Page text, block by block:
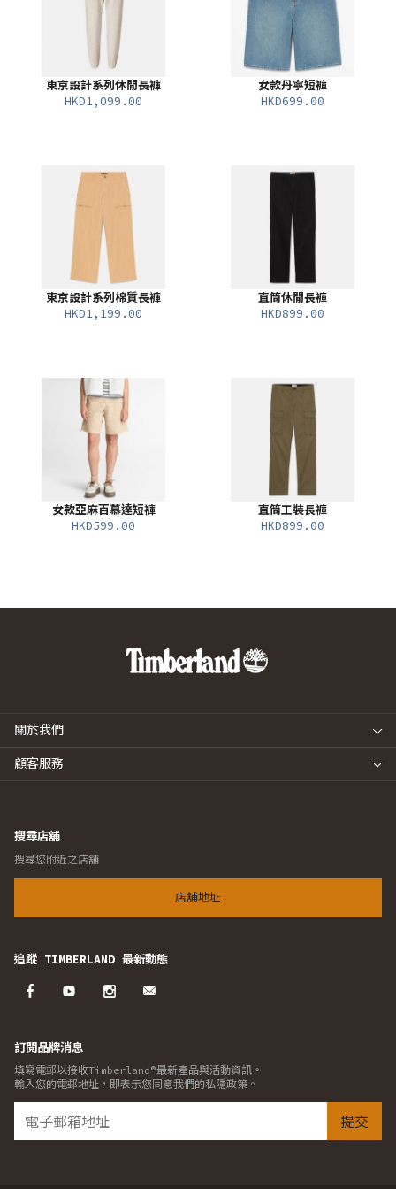
東京設計系列休閒長褲
HKD1,099.00
女款丹寧短褲
HKD699.00
東京設計系列棉質長褲
HKD1,199.00
直筒休閒長褲
HKD899.00
女款亞麻百慕達短褲
HKD599.00
直筒工裝長褲
HKD899.00
關於我們
顧客服務
搜尋店舖
搜尋您附近之店舖
店舖地址
追蹤 TIMBERLAND 最新動態
訂閱品牌消息
填寫電郵以接收Timberland®最新產品與活動資訊。
輸入您的電郵地址，即表示您同意我們的私隱政策。
提交